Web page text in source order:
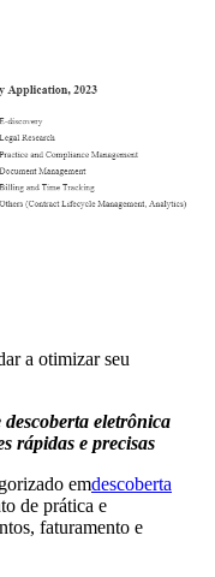
a otimizar seu
eletrônica
rápidas e precisas
emdescoberta
de prática e
faturamento e